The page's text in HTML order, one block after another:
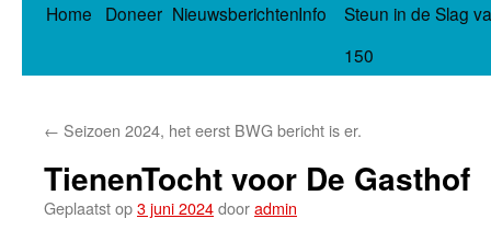
Spring
Home Doneer NieuwsberichtenInfo
Steun in de Slag
150
← Seizoen 2024, het eerst BWG bericht is er.
TienenTocht voor De Gasthof
Geplaatst op3 juni 2024dooradmin